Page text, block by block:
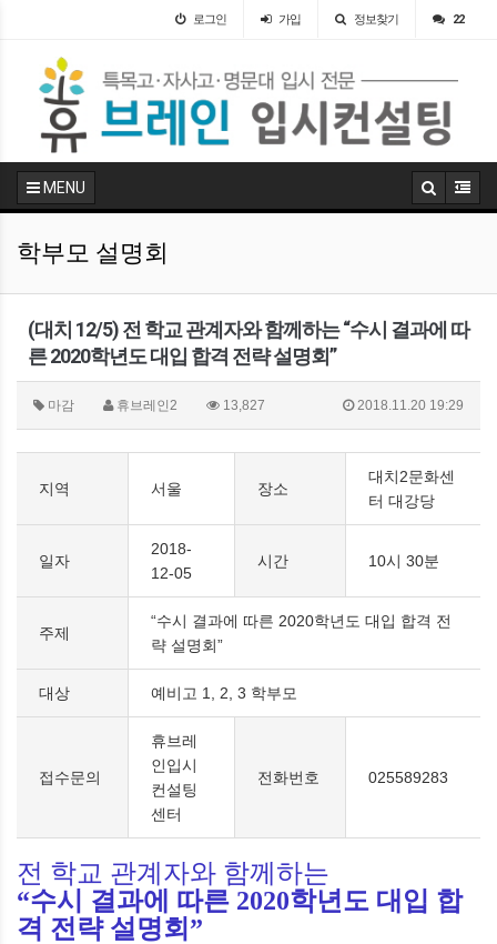
로그인 가입 정보찾기 22
MENU
학부모 설명회
(대치 12/5) 전 학교 관계자와 함께하는 “수시 결과에 따
른 2020학년도 대입 합격 전략 설명회”
마감 휴브레인2 13,827 2018.11.20 19:29
지역 서울 장소
대치2문화센
터 대강당
일자
2018-
12-05
시간 10시 30분
주제
“수시 결과에 따른 2020학년도 대입 합격 전
략 설명회”
대상 예비고 1, 2, 3 학부모
접수문의
휴브레
인입시
컨설팅
센터
전화번호 025589283
전 학교 관계자와 함께하는
“수시 결과에 따른 2020학년도 대입 합
격 전략 설명회 ”